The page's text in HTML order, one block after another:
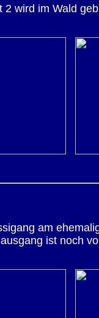
2 wird im Wald
am
ist noch